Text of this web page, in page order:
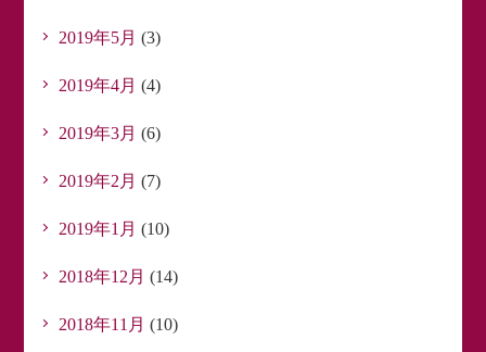
2019年5月 (3)
2019年4月 (4)
2019年3月 (6)
2019年2月 (7)
2019年1月 (10)
2018年12月 (14)
2018年11月 (10)